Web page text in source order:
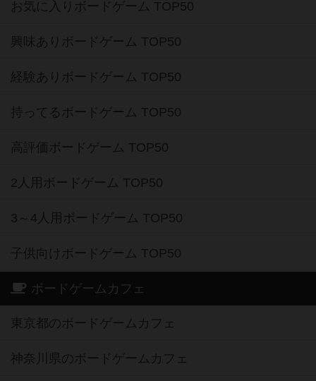
お気に入りボードゲーム TOP50
興味ありボードゲーム TOP50
経験ありボードゲーム TOP50
持ってるボードゲーム TOP50
高評価ボードゲーム TOP50
2人用ボードゲーム TOP50
3～4人用ボードゲーム TOP50
子供向けボードゲーム TOP50
ボードゲームカフェ
東京都のボードゲームカフェ
神奈川県のボードゲームカフェ